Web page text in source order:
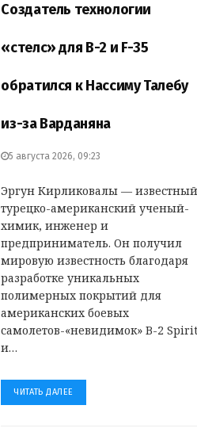
Создатель технологии
«стелс» для B-2 и F-35
обратился к Нассиму Талебу
из-за Варданяна
5 августа 2026, 09:23
Эргун Кирликовалы — известный
турецко-американский ученый-
химик, инженер и
предприниматель. Он получил
мировую известность благодаря
разработке уникальных
полимерных покрытий для
американских боевых
самолетов-«невидимок» B-2 Spirit
и…
ЧИТАТЬ ДАЛЕЕ